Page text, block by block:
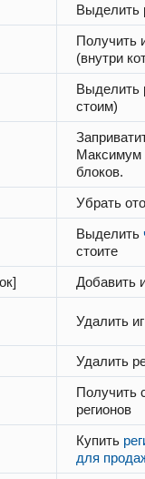
Выделить
Получить
(внутри
Выделить
стоим)
Максимум
блоков.
Убрать
Выделить
стоите
Добавить
Удалить
Удалить
Получить
регионов
Купить
для